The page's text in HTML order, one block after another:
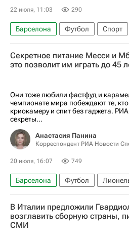
22 июля, 11:03 290
Барселона Футбол Спорт
Джованни Малаго
Хосеп
Габриэле Гравина
FIGC
Секретное питание Месси и
это позволит им играть до 45
Они тоже любили фастфуд и
чемпионате мира побеждают те, кто
криокамеру и спит без гаджета.
секреты...
Анастасия Панина
Корреспондент РИА Новости
20 июля, 16:07 749
Барселона Футбол
Килиан Мбаппе
Криштиану
Манчестер Сити
Реал Мадрид
ЧМ по футболу 2026
В Италии предложили
возглавить сборную страны,
СМИ